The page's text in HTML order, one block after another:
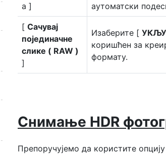
а ]
аутоматски
[ Сачувај
појединачне
слике ( RAW )
]
Изаберите [
коришћен за
формату.
Снимање HDR
Препоручујемо да користите